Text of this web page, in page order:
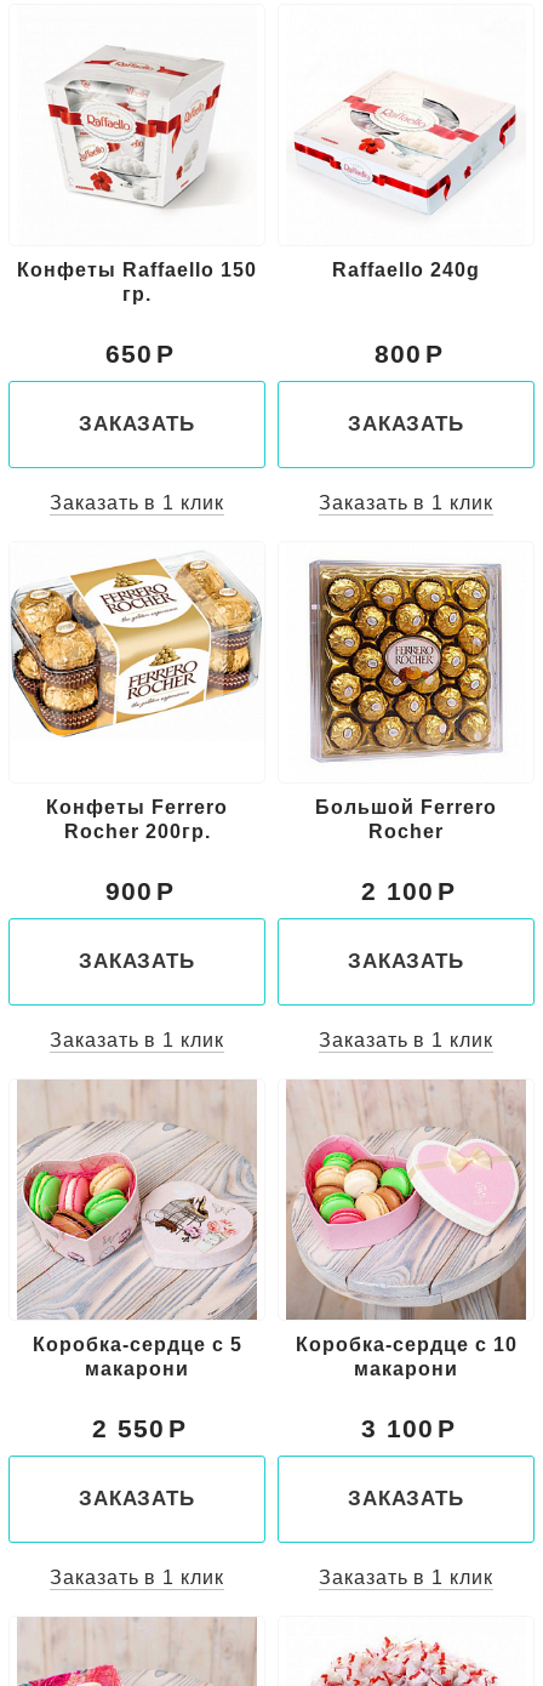
Конфеты Raffaello 150
гр.
650
ЗАКАЗАТЬ
Заказать в 1 клик
Raffaello 240g
800
ЗАКАЗАТЬ
Заказать в 1 клик
Конфеты Ferrero
Rocher 200гр.
900
ЗАКАЗАТЬ
Заказать в 1 клик
Большой Ferrero
Rocher
2 100
ЗАКАЗАТЬ
Заказать в 1 клик
Коробка-сердце с 5
макарони
2 550
ЗАКАЗАТЬ
Заказать в 1 клик
Коробка-сердце с 10
макарони
3 100
ЗАКАЗАТЬ
Заказать в 1 клик